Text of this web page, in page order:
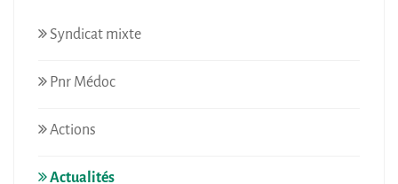
Syndicat mixte
Pnr Médoc
Actions
Actualités